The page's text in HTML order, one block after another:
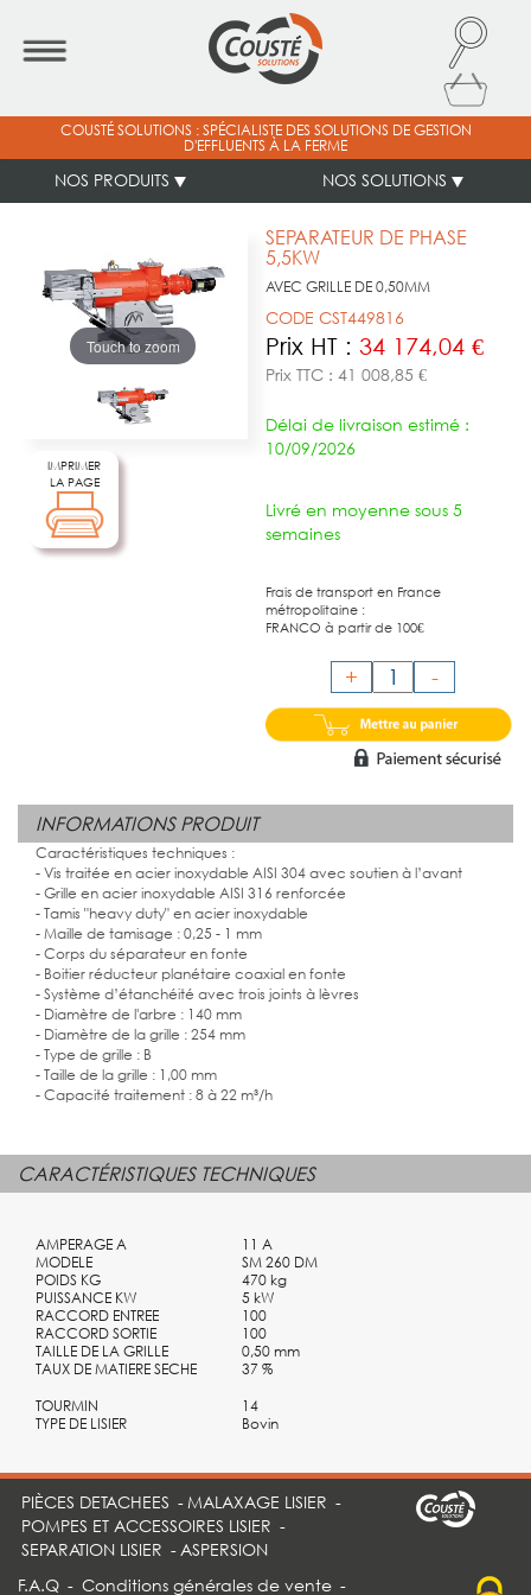
COUSTÉ SOLUTIONS : SPÉCIALISTE DES SOLUTIONS DE GESTION
D'EFFLUENTS À LA FERME
NOS PRODUITS NOS SOLUTIONS
Touch to zoom
SEPARATEUR DE PHASE
5,5KW
AVEC GRILLE DE 0,50MM
CODE CST449816
Prix HT : 34 174,04 €
Prix TTC : 41 008,85 €
Délai de livraison estimé :
10/09/2026
Livré en moyenne sous 5
semaines
Frais de transport en France
métropolitaine :
FRANCO à partir de 100€
+ -
IMPRIMER
LA PAGE
INFORMATIONS PRODUIT
Caractéristiques techniques :
- Vis traitée en acier inoxydable AISI 304 avec soutien à l’avant
- Grille en acier inoxydable AISI 316 renforcée
- Tamis "heavy duty" en acier inoxydable
- Maille de tamisage : 0,25 - 1 mm
- Corps du séparateur en fonte
- Boitier réducteur planétaire coaxial en fonte
- Système d’étanchéité avec trois joints à lèvres
- Diamètre de l'arbre : 140 mm
- Diamètre de la grille : 254 mm
- Type de grille : B
- Taille de la grille : 1,00 mm
- Capacité traitement : 8 à 22 m³/h
CARACTÉRISTIQUES TECHNIQUES
AMPERAGE A
11 A
MODELE
SM 260 DM
POIDS KG
470 kg
PUISSANCE KW
5 kW
RACCORD ENTREE
100
RACCORD SORTIE
100
TAILLE DE LA GRILLE
0,50 mm
TAUX DE MATIERE SECHE
37 %
TOURMIN
14
TYPE DE LISIER
Bovin
PIÈCES DETACHEES - MALAXAGE LISIER -
POMPES ET ACCESSOIRES LISIER -
SEPARATION LISIER - ASPERSION
F.A.Q - Conditions générales de vente -